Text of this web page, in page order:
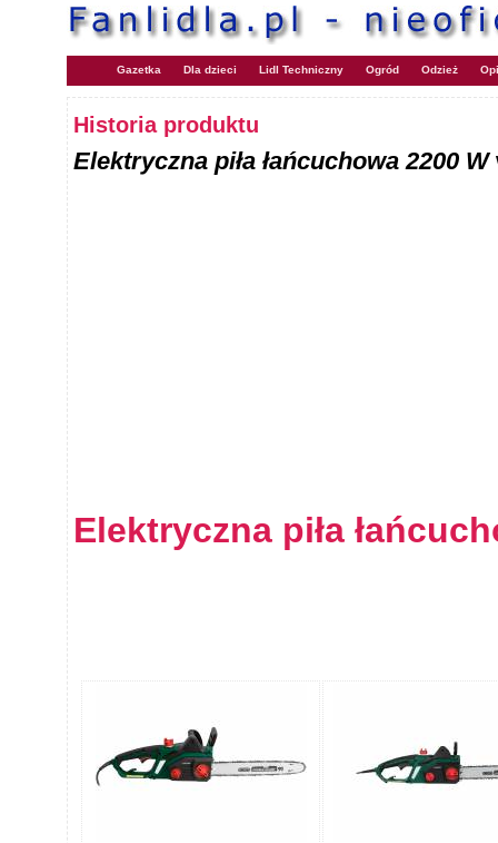
Gazetka Dla dzieci Lidl Techniczny Ogród Odzież
Historia produktu
Elektryczna piła łańcuchowa 2200 W
Elektryczna piła